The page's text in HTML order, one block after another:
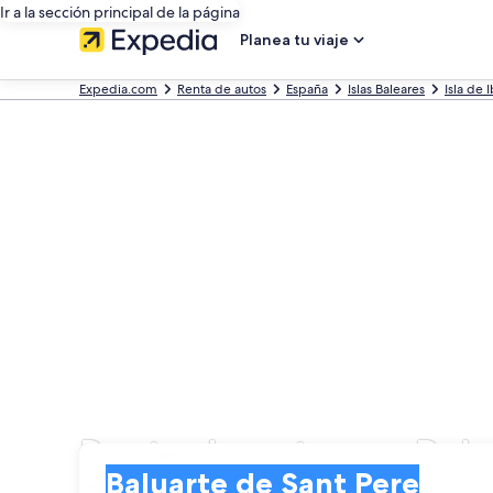
Ir a la sección principal de la página
Planea tu viaje
Expedia.com Renta de autos España Islas Baleares Isla de
Renta de autos en
Baluarte de Sant Pere